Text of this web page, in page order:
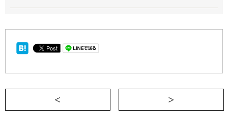
＜ 「意味不明」と原稿を突き返されたあ